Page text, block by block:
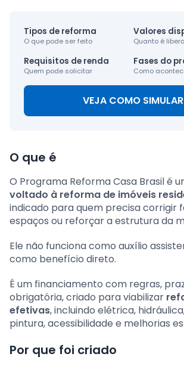
Tipos de reforma
O que pode ser feito
Valores
Quanto é
Requisitos de renda
Quem pode solicitar
Fases do
Como
VEJA COMO SIMULAR
O que é
O Programa Reforma Casa Brasil é
voltado à reforma de imóveis
indicado para quem precisa corrigir
espaços ou reforçar a estrutura da
Ele não funciona como auxílio
como benefício direto.
É um financiamento com regras,
obrigatória, criado para viabilizar
efetivas, incluindo elétrica,
pintura, acessibilidade e melhorias
Por que foi criado